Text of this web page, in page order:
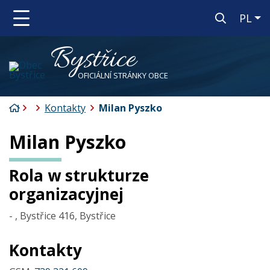
PL
Bystřice
OFICIÁLNÍ STRÁNKY OBCE
Strona startowa
Kontakty Milan Pyszko
Milan Pyszko
Rola w strukturze
organizacyjnej
- , Bystřice 416, Bystřice
Kontakty